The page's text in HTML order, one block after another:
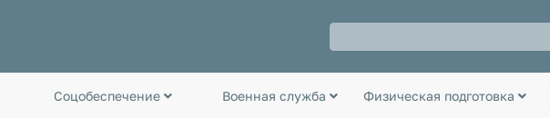
Соцобеспечение Военная служба Физическая подготовка